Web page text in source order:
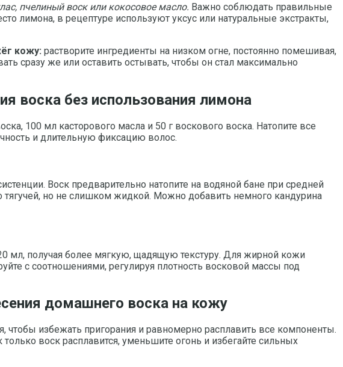
пчелиный воск или кокосовое масло. Важно соблюдать правильные
лимона, в рецептуре используют уксус или натуральные экстракты,
кожу: растворите ингредиенты на низком огне, постоянно помешивая,
сразу же или оставить остывать, чтобы он стал максимально
воска без использования лимона
100 мл касторового масла и 50 г воскового воска. Натопите все
и длительную фиксацию волос.
Воск предварительно натопите на водяной бане при средней
но не слишком жидкой. Можно добавить немного кандурина
мл, получая более мягкую, щадящую текстуру. Для жирной кожи
с соотношениями, регулируя плотность восковой массы под
домашнего воска на кожу
чтобы избежать пригорания и равномерно расплавить все компоненты.
воск расплавится, уменьшите огонь и избегайте сильных